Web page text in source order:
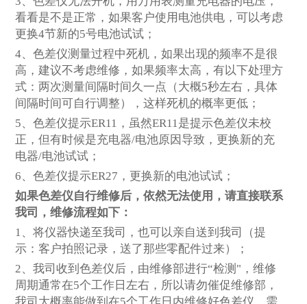
看看是不是正常，如果客户使用电池供电，可以考虑
更换4节新的5号电池试试；
4、色差仪测量过程中死机，如果出现的频率不是很
高，建议不考虑维修，如果频率太高，有以下处理方
式：两次测量间隔时间久一点（大概5秒左右，具体
间隔时间可自行调整），这样死机的概率更低；
5、色差仪提示ER11，虽然ER11是提示色差仪未校
正，但有时候是充电器/电池原因导致，更换新的充
电器/电池试试；
6、色差仪提示ER27，更换新的电池试试；
如果色差仪自行维修后，依然无法使用，请直接联系
我司，维修流程如下：
1、将仪器快递至我司，也可以亲自送到我司（提
示：客户拍照记录，送了那些零配件过来）；
2、我司收到色差仪后，由维修部进行“检测"，维修
周期通常在5个工作日左右，所以请勿催促维修部，